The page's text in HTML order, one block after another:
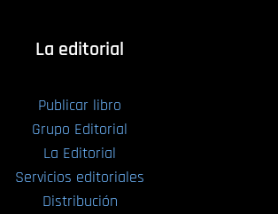
La editorial
Publicar libro
Grupo Editorial
La Editorial
Servicios editoriales
Distribución